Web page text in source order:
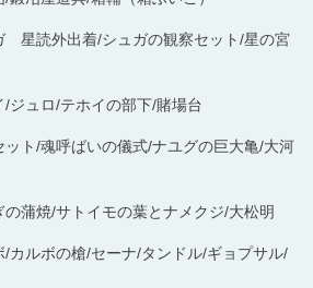
星読外出着/シュガの観察セット/星の宮
ジュロ/テホイの部下/賭場台
ト/魂呼ばいの儀式/ナユグの巨大亀/大河
蒲焼/サトイモの葉とナメクジ/大松明
カルボの槍/セーナ/タンドル/ギョプサル/